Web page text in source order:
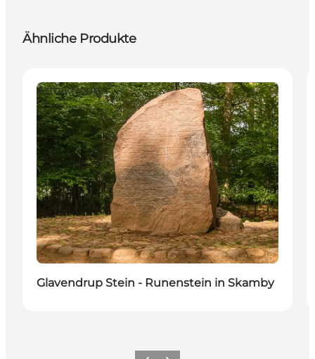
Ähnliche Produkte
Attraktionen
Glavendrup Stein - Runenstein in Skamby